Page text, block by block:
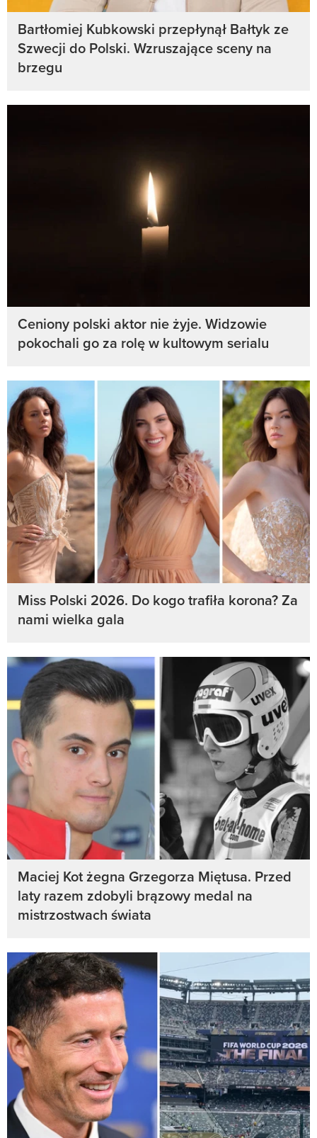
Bartłomiej Kubkowski przepłynął Bałtyk ze
Szwecji do Polski. Wzruszające sceny na
brzegu
Ceniony polski aktor nie żyje. Widzowie
pokochali go za rolę w kultowym serialu
Miss Polski 2026. Do kogo trafiła korona? Za
nami wielka gala
Maciej Kot żegna Grzegorza Miętusa. Przed
laty razem zdobyli brązowy medal na
mistrzostwach świata